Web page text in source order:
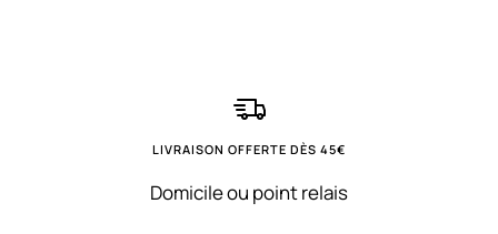
LIVRAISON OFFERTE DÈS 45€
Domicile ou point relais